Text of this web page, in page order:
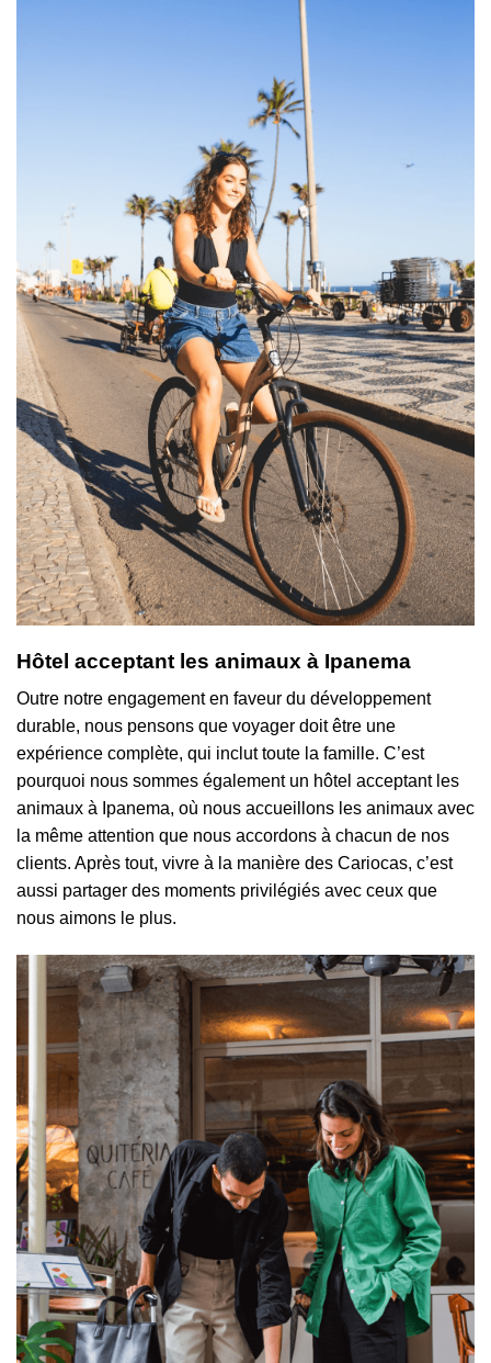
Hôtel acceptant les animaux à Ipanema
Outre notre engagement en faveur du développement
durable, nous pensons que voyager doit être une
expérience complète, qui inclut toute la famille. C’est
pourquoi nous sommes également un hôtel acceptant les
animaux à Ipanema, où nous accueillons les animaux avec
la même attention que nous accordons à chacun de nos
clients. Après tout, vivre à la manière des Cariocas, c’est
aussi partager des moments privilégiés avec ceux que
nous aimons le plus.